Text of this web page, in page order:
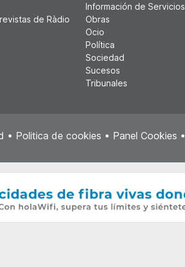
de Ràdio
Información de Servicios
Obras
Ocio
Política
Sociedad
Sucesos
Tribunales
• Politica de cookies • Panel Cookies •